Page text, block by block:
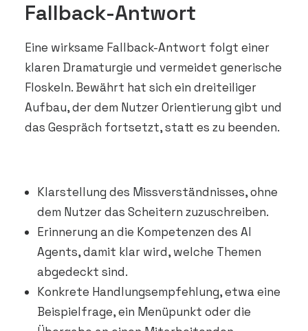
Fallback-Antwort
Eine wirksame Fallback-Antwort folgt einer
klaren Dramaturgie und vermeidet generische
Floskeln. Bewährt hat sich ein dreiteiliger
Aufbau, der dem Nutzer Orientierung gibt und
das Gespräch fortsetzt, statt es zu beenden.
Klarstellung des Missverständnisses, ohne
dem Nutzer das Scheitern zuzuschreiben.
Erinnerung an die Kompetenzen des AI
Agents, damit klar wird, welche Themen
abgedeckt sind.
Konkrete Handlungsempfehlung, etwa eine
Beispielfrage, ein Menüpunkt oder die